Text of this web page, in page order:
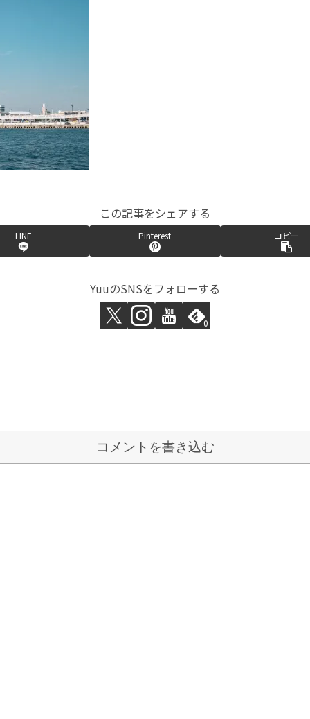
この記事をシェアする
LINE Pinterest コピー
YuuのSNSをフォローする
0
コメントを書き込む